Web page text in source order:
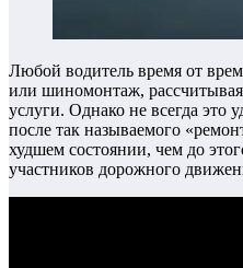
Любой водитель время от
или шиномонтаж,
услуги. Однако не всегда это
после так называемого
худшем состоянии, чем до
участников дорожного